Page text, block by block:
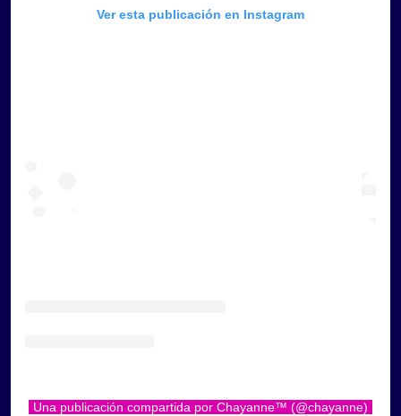
Ver esta publicación en Instagram
Una publicación compartida por Chayanne™ (@chayanne)